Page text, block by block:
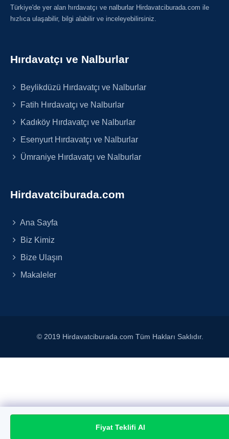
Fiyat Teklifi Al
Türkiye'de yer alan hırdavatçı ve nalburlar Hirdavatciburada.com ile
hızlıca ulaşabilir, bilgi alabilir ve inceleyebilirsiniz.
Hırdavatçı ve Nalburlar
Beylikdüzü Hırdavatçı ve Nalburlar
Fatih Hırdavatçı ve Nalburlar
Kadıköy Hırdavatçı ve Nalburlar
Esenyurt Hırdavatçı ve Nalburlar
Ümraniye Hırdavatçı ve Nalburlar
Hirdavatciburada.com
Ana Sayfa
Biz Kimiz
Bize Ulaşın
Makaleler
© 2019 Hirdavatciburada.com Tüm Hakları Saklıdır.